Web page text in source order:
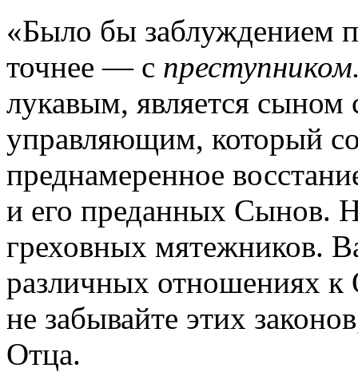
«Было бы заблуждением
точнее — с
лукавым, является
управляющим, который
преднамеренное
и его преданных Сынов.
греховных мятежников.
различных отношениях к
не забывайте этих
Отца.